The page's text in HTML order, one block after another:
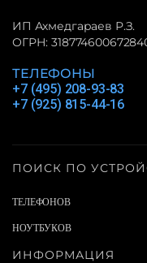
ИП Ахмедгараев Р.З.
ОГРН:
ТЕЛЕФОНЫ
+7 (495) 208-93-83
+7 (925) 815-44-16
ПОИСК ПО
ТЕЛЕФОНОВ
НОУТБУКОВ
ИНФОРМАЦИЯ